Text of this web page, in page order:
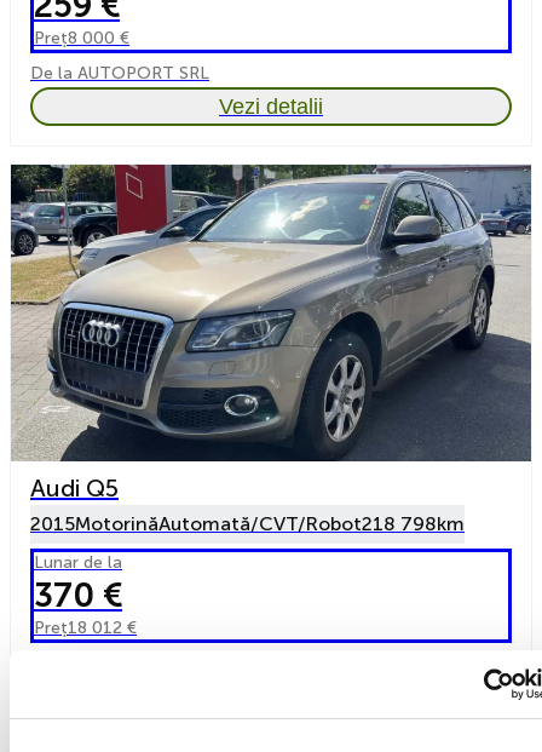
Preț8 000 €
De la AUTOPORT SRL
Vezi detalii
Audi Q5
2015MotorinăAutomată/CVT/Robot218 798km
Lunar de la
370 €
Preț18 012 €